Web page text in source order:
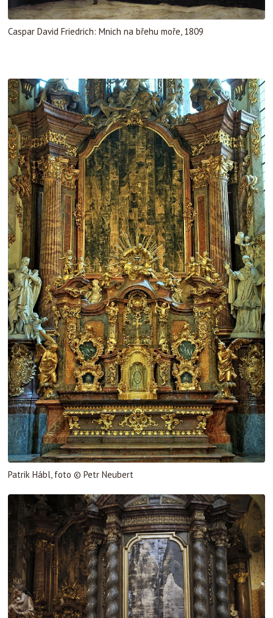
Caspar David Friedrich: Mnich na břehu moře, 1809
Patrik Hábl, foto © Petr Neubert